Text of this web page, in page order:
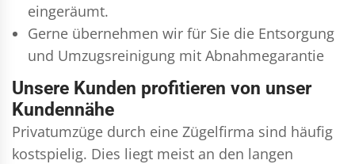
eingeräumt.
Gerne übernehmen wir für Sie die Entsorgung
und Umzugsreinigung mit Abnahmegarantie
Unsere Kunden profitieren von unser
Kundennähe
Privatumzüge durch eine Zügelfirma sind häufig
kostspielig. Dies liegt meist an den langen